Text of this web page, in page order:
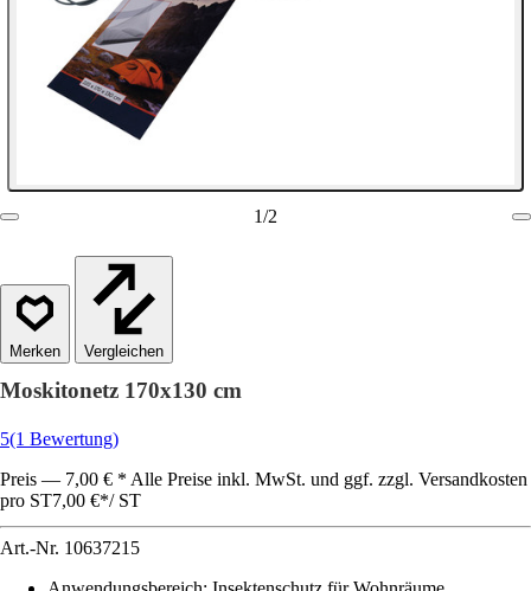
1/2
Vergleichen
Moskitonetz 170x130 cm
5(1 Bewertung)
Preis — 7,00 € * Alle Preise inkl. MwSt. und ggf. zzgl. Versandkosten
pro ST7,00 €*/ ST
Art.-Nr. 10637215